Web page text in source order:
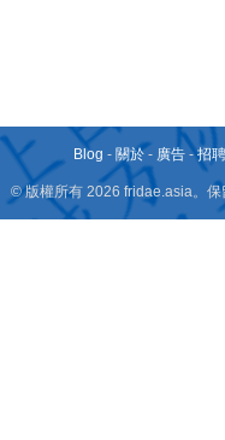
Blog - 關於 - 廣告 -招
© 版權所有 2026 fridae.asia。